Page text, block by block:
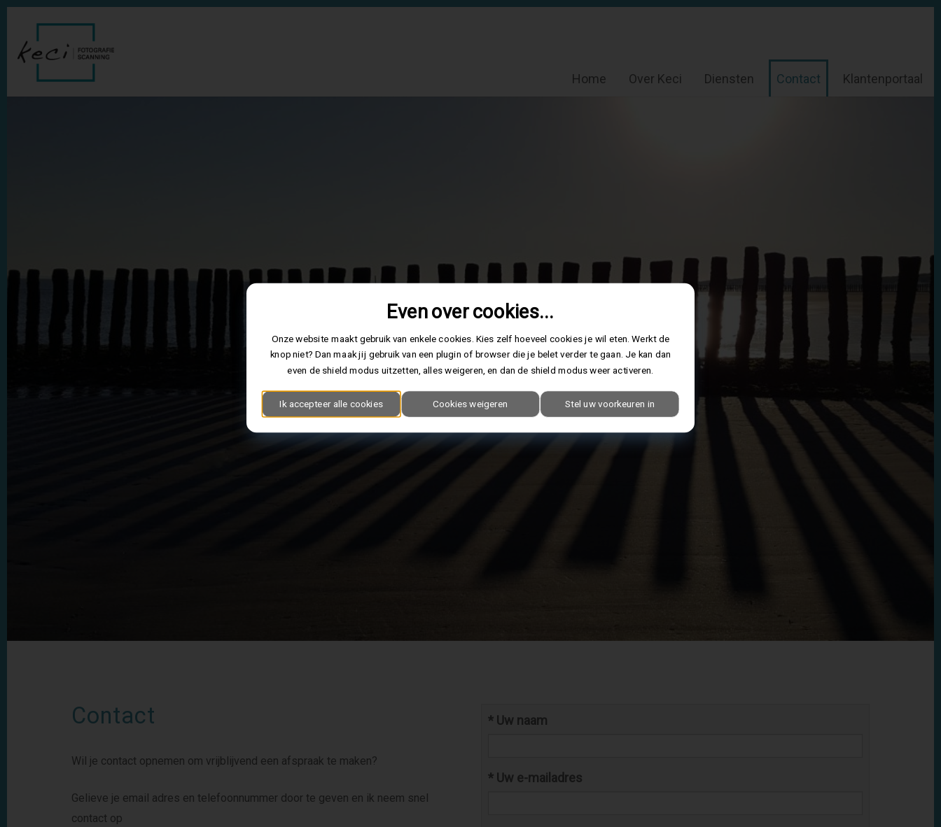
Home Over Keci Diensten Contact Klantenportaal
Contact
Wil je contact opnemen om vrijblijvend een afspraak te maken?
Gelieve je email adres en telefoonnummer door te geven en ik neem snel
contact op
* Uw naam
* Uw e-mailadres
Even over cookies...
Onze website maakt gebruik van enkele cookies. Kies zelf hoeveel cookies je wil eten. Werkt de
knop niet? Dan maak jij gebruik van een plugin of browser die je belet verder te gaan. Je kan dan
even de shield modus uitzetten, alles weigeren, en dan de shield modus weer activeren.
Ik accepteer alle cookies Cookies weigeren Stel uw voorkeuren in